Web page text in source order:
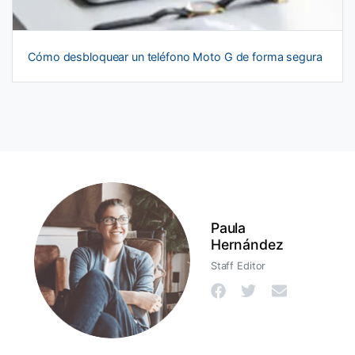
Cómo desbloquear un teléfono Moto G de forma segura
Paula
Hernández
Staff Editor